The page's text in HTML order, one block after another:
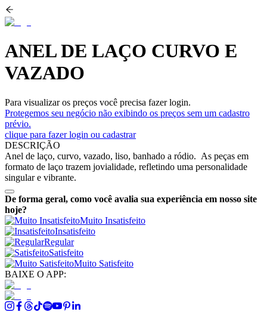
ANEL DE LAÇO CURVO E
VAZADO
Para visualizar os preços você precisa fazer login.
Protegemos seu negócio não exibindo os preços sem um cadastro
prévio.
clique para fazer login ou cadastrar
DESCRIÇÃO
Anel de laço, curvo, vazado, liso, banhado a ródio. As peças em
formato de laço trazem jovialidade, refletindo uma personalidade
singular e vibrante.
De forma geral, como você avalia sua experiência em nosso site
hoje?
Muito Insatisfeito
Insatisfeito
Regular
Satisfeito
Muito Satisfeito
BAIXE O APP: